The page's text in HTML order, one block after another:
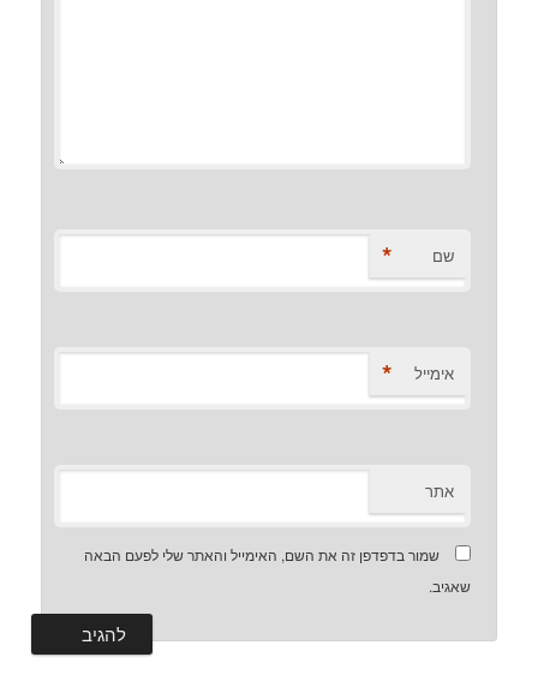
שם *
אימייל *
אתר
שמור בדפדפן זה את השם, האימייל והאתר שלי לפעם הבאה
שאגיב.